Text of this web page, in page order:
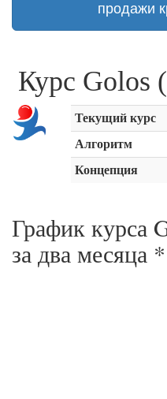
продажи
Курс Golos
Текущий курс
Алгоритм
Концепция
График курса
за два месяца *